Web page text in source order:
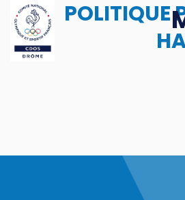
Passer au contenu
Podcast : Le Sport en Face
> Le Sport en Face : Épisode 1
POLITIQUE